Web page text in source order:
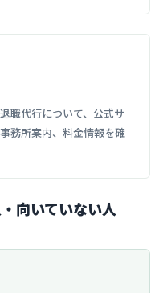
職代行について、公式サ
務所案内、料金情報を確
向いていない人